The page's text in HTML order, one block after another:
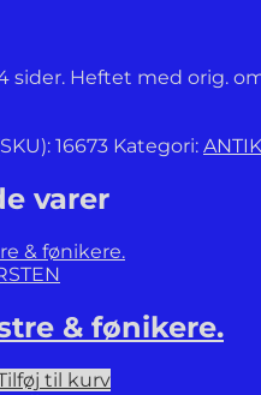
sider. Heftet med orig.
16673 Kategori:
varer
& fønikere.
til kurv